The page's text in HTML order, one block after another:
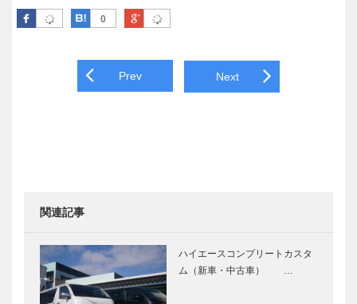
Facebook 0
はてなブックマーク
Google Plus
Post navigation
Prev Next
関連記事
ハイエースコンプリートカスタ
ム（新車・中古車） …